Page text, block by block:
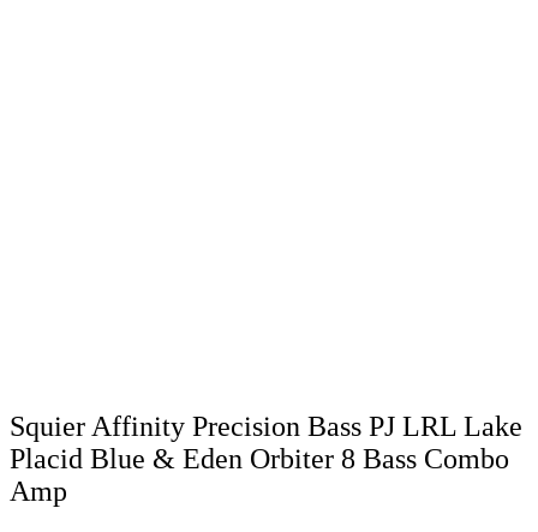
Squier Affinity Precision Bass PJ LRL Lake
Placid Blue & Eden Orbiter 8 Bass Combo
Amp